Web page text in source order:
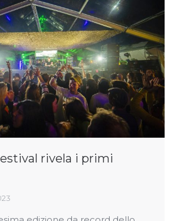
rivela i primi